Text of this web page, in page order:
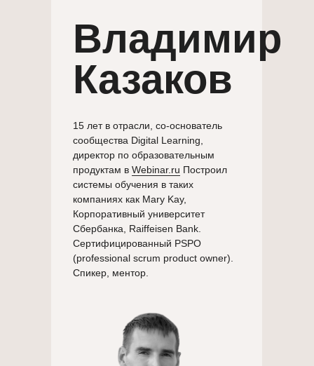
Владимир
Казаков
15 лет в отрасли, со-основатель
сообщества Digital Learning,
директор по образовательным
продуктам в Webinar.ru Построил
системы обучения в таких
компаниях как Mary Kay,
Корпоративный университет
Сбербанка, Raiffeisen Bank.
Сертифицированный PSPO
(professional scrum product owner).
Спикер, ментор.